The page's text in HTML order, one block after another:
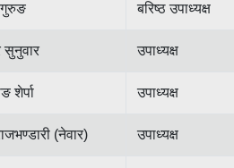
गुरुङ बरिष्ठ उपाध्यक्ष
सुनुवार उपाध्यक्ष
शेर्पा उपाध्यक्ष
(नेवार) उपाध्यक्ष